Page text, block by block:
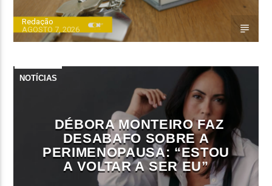
Redação
AGOSTO 7, 2026
NOTÍCIAS
DÉBORA MONTEIRO FAZ
DESABAFO SOBRE A
PERIMENOPAUSA: “ESTOU
A VOLTAR A SER EU”